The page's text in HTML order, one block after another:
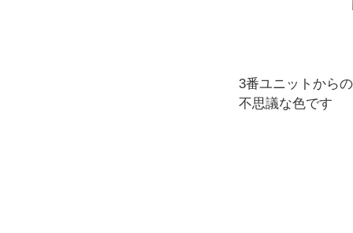
3番ユニットから
不思議な色です